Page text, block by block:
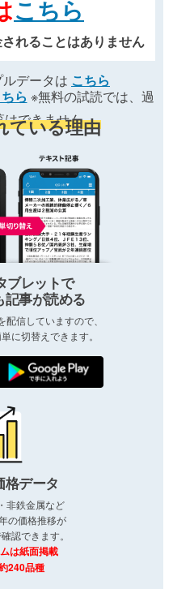
こちら
れることはありません
データは こちら
ら ※無料の試読では、過
はできません
ている理由
ブレットで
記事が読める
信していますので、
に切替えできます。
格データ
非鉄金属など
の価格推移が
認できます。
は紙面掲載
240品種